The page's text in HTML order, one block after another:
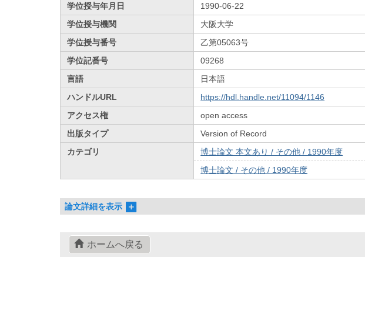
学位授与年月日
1990-06-22
学位授与機関
大阪大学
学位授与番号
乙第05063号
学位記番号
09268
言語
日本語
ハンドルURL
https://hdl.handle.net/11094/1146
アクセス権
open access
出版タイプ
Version of Record
カテゴリ
博士論文 本文あり / その他 / 1990年度
博士論文 / その他 / 1990年度
論文詳細を表示
ホームへ戻る